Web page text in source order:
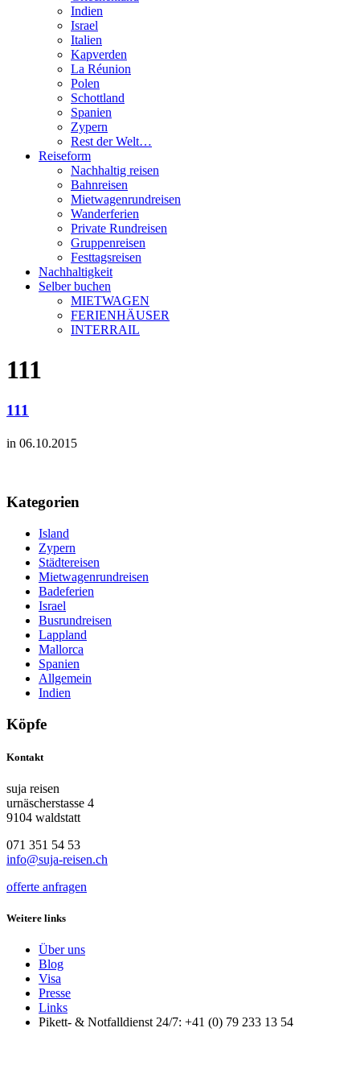
Indien
Israel
Italien
Kapverden
La Réunion
Polen
Schottland
Spanien
Zypern
Rest der Welt…
Reiseform
Nachhaltig reisen
Bahnreisen
Mietwagenrundreisen
Wanderferien
Private Rundreisen
Gruppenreisen
Festtagsreisen
Nachhaltigkeit
Selber buchen
MIETWAGEN
FERIENHÄUSER
INTERRAIL
111
111
in 06.10.2015
Kategorien
Island
Zypern
Städtereisen
Mietwagenrundreisen
Badeferien
Israel
Busrundreisen
Lappland
Mallorca
Spanien
Allgemein
Indien
Köpfe
Kontakt
suja reisen
urnäscherstasse 4
9104 waldstatt
071 351 54 53
info@suja-reisen.ch
offerte anfragen
Weitere links
Über uns
Blog
Visa
Presse
Links
Pikett- & Notfalldienst 24/7: +41 (0) 79 233 13 54